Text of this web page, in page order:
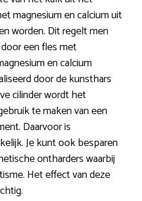
magnesium en calcium uit
worden. Dit regelt men
een fles met
en calcium
door de kunsthars
cilinder wordt het
te maken van een
Daarvoor is
Je kunt ook besparen
ontharders waarbij
Het effect van deze